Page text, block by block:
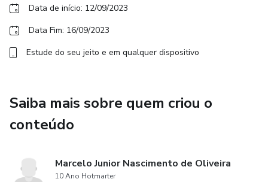
• Formar crianças mais seguras e protagonistas de suas
próprias histórias.
• Desenvolver maior segurança e conectividade entre pais
e filhos.
• Restaurar a autoestima dos membros da família e
fortalecer a demonstração de
Data de início: 12/09/2023
Data Fim: 16/09/2023
Estude do seu jeito e em qualquer dispositivo
Saiba mais sobre quem criou o
conteúdo
Marcelo Junior Nascimento de Oliveira
10 Ano Hotmarter